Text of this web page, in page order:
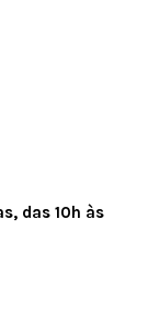
das 10h às